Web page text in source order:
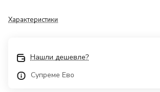
Характеристики
Нашли дешевле?
Супреме Ево